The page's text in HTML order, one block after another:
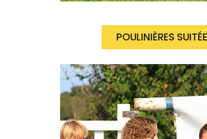
POULINIÈRES